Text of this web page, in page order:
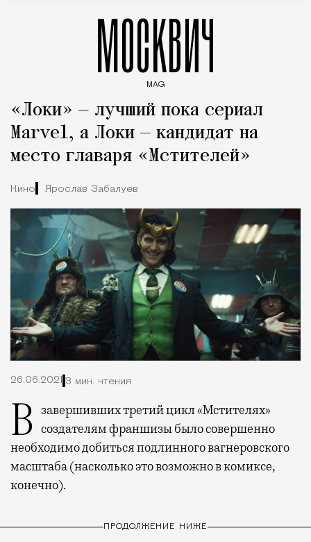
МОСКВИЧ
MAG
«Локи» — лучший пока сериал
Marvel, а Локи — кандидат на
место главаря «Мстителей»
Кино Ярослав Забалуев
26.06.2021 3 мин. чтения
В завершивших третий цикл «Мстителях» создателям франшизы было совершенно
необходимо добиться подлинного вагнеровского
масштаба (насколько это возможно в комиксе,
конечно).
ПРОДОЛЖЕНИЕ НИЖЕ